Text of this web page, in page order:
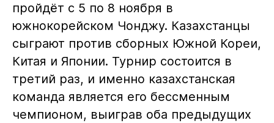
пройдёт с 5 по 8 ноября в
южнокорейском Чонджу. Казахстанцы
сыграют против сборных Южной Кореи,
Китая и Японии. Турнир состоится в
третий раз, и именно казахстанская
команда является его бессменным
чемпионом, выиграв оба предыдущих